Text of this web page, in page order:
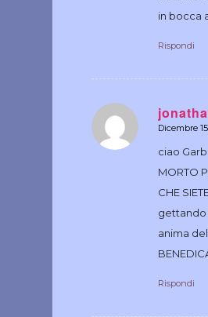
in bocca
Rispondi
dice:
Dicembre
ciao
MORTO
CHE
gettando
anima
Rispondi